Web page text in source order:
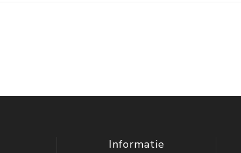
Informatie